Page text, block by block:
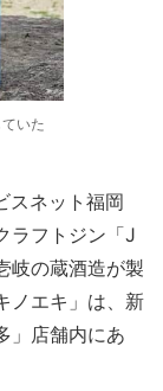
いた
スネット福岡
ラフトジン「J
岐の蔵酒造が製
ノエキ」は、新
」店舗内にあ